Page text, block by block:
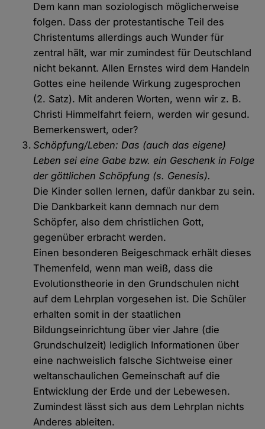
Dem kann man soziologisch möglicherweise
folgen. Dass der protestantische Teil des
Christentums allerdings auch Wunder für
zentral hält, war mir zumindest für Deutschland
nicht bekannt. Allen Ernstes wird dem Handeln
Gottes eine heilende Wirkung zugesprochen
(2. Satz). Mit anderen Worten, wenn wir z. B.
Christi Himmelfahrt feiern, werden wir gesund.
Bemerkenswert, oder?
Schöpfung/Leben: Das (auch das eigene)
Leben sei eine Gabe bzw. ein Geschenk in Folge
der göttlichen Schöpfung (s. Genesis).
Die Kinder sollen lernen, dafür dankbar zu sein.
Die Dankbarkeit kann demnach nur dem
Schöpfer, also dem christlichen Gott,
gegenüber erbracht werden.
Einen besonderen Beigeschmack erhält dieses
Themenfeld, wenn man weiß, dass die
Evolutionstheorie in den Grundschulen nicht
auf dem Lehrplan vorgesehen ist. Die Schüler
erhalten somit in der staatlichen
Bildungseinrichtung über vier Jahre (die
Grundschulzeit) lediglich Informationen über
eine nachweislich falsche Sichtweise einer
weltanschaulichen Gemeinschaft auf die
Entwicklung der Erde und der Lebewesen.
Zumindest lässt sich aus dem Lehrplan nichts
Anderes ableiten.